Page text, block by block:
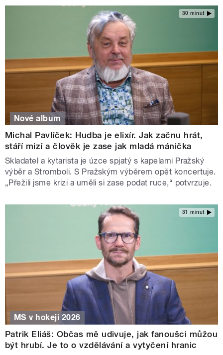
30 minut
Nové album
Michal Pavlíček: Hudba je elixír. Jak začnu hrát,
stáří mizí a člověk je zase jak mladá mánička
Skladatel a kytarista je úzce spjatý s kapelami Pražský
výběr a Stromboli. S Pražským výběrem opět koncertuje.
„Přežili jsme krizi a uměli si zase podat ruce,“ potvrzuje.
31 minut
MS v hokeji 2026
Patrik Eliáš: Občas mě udivuje, jak fanoušci můžou
být hrubí. Je to o vzdělávání a vytyčení hranic